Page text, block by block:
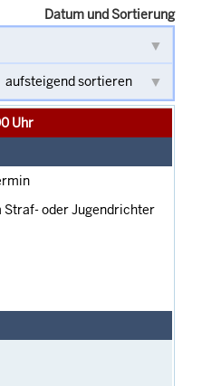
Datum und Sortierung
Uhr
Straf- oder Jugendrichter